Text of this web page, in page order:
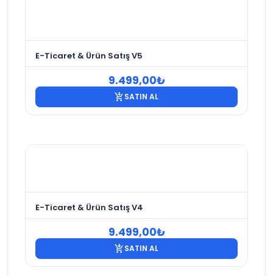
E-Ticaret & Ürün Satış V5
9.499,00₺
add_shopping_cartSATIN AL
E-Ticaret & Ürün Satış V4
9.499,00₺
add_shopping_cartSATIN AL